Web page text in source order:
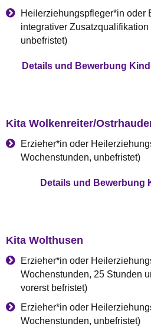
Heilerziehungspfleger*in oder
integrativer
unbefristet)
Details und Bewerbung
Kita Wolkenreiter/
Erzieher*in oder
Wochenstunden, unbefristet)
Details und Bewerbung
Kita Wolthusen
Erzieher*in oder
Wochenstunden, 25 Stunden
vorerst befristet)
Erzieher*in oder
Wochenstunden, unbefristet)